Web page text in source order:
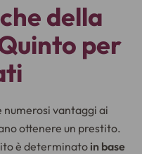
della
per
numerosi vantaggi ai
ottenere un prestito.
è determinato in base